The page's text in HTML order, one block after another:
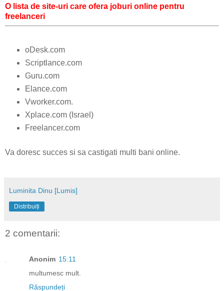
O lista de site-uri care ofera joburi online pentru
freelanceri
oDesk.com
Scriptlance.com
Guru.com
Elance.com
Vworker.com.
Xplace.com (Israel)
Freelancer.com
Va doresc succes si sa castigati multi bani online.
Luminita Dinu [Lumis]
Distribuiți
2 comentarii:
Anonim 15:11
multumesc mult.
Răspundeți